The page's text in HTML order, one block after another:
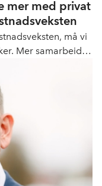
,Renhold
mer med privat
må vi
Mer samarbeid
ideologi, men om
lavere sykefravær,
og Handel.